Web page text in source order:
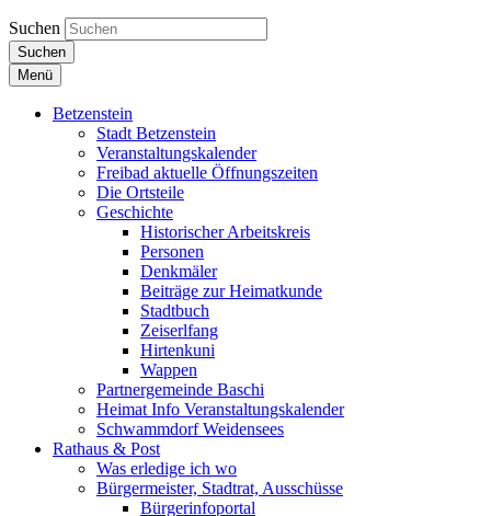
Suchen
Suchen
Menü
Betzenstein
Stadt Betzenstein
Veranstaltungskalender
Freibad aktuelle Öffnungszeiten
Die Ortsteile
Geschichte
Historischer Arbeitskreis
Personen
Denkmäler
Beiträge zur Heimatkunde
Stadtbuch
Zeiserlfang
Hirtenkuni
Wappen
Partnergemeinde Baschi
Heimat Info Veranstaltungskalender
Schwammdorf Weidensees
Rathaus & Post
Was erledige ich wo
Bürgermeister, Stadtrat, Ausschüsse
Bürgerinfoportal